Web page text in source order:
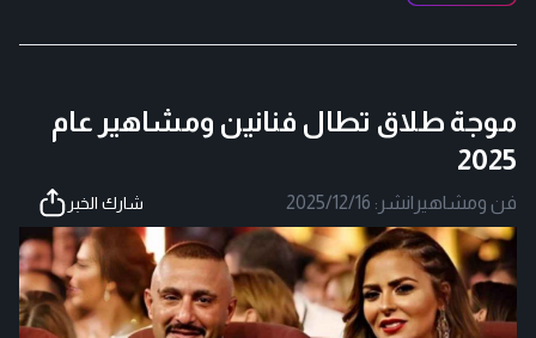
موجة طلاق تطال فنانين ومشاهير عام
2025
فن ومشاهير |نشر: 2025/12/16 شارك الخبر